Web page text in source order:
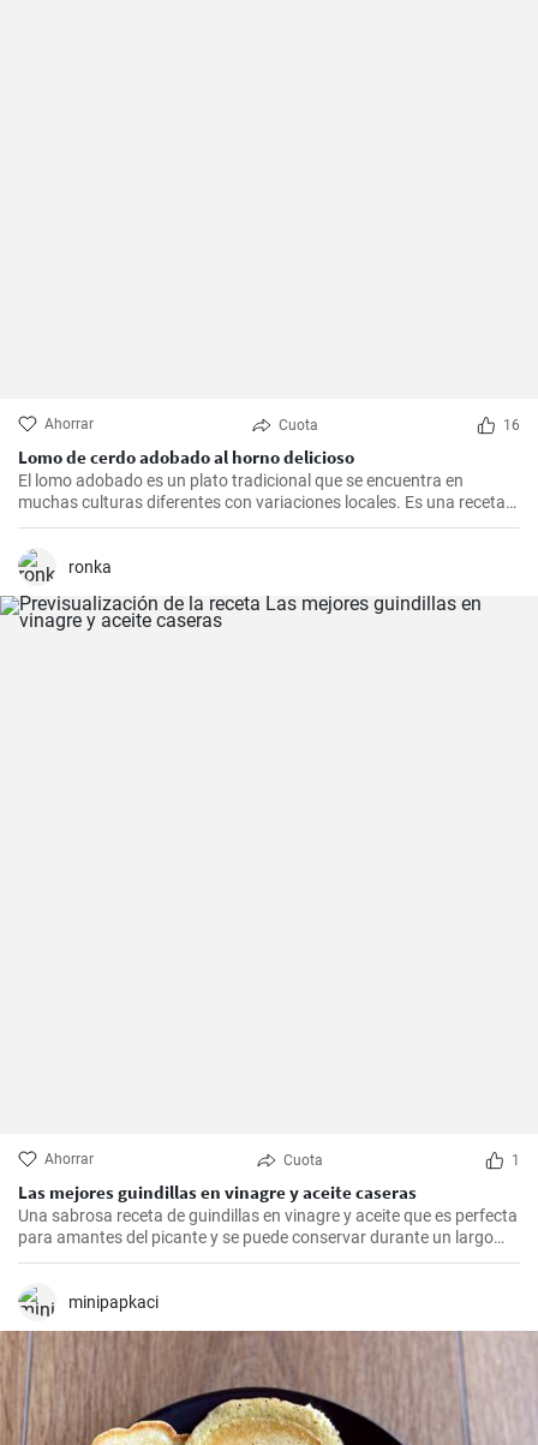
Ahorrar Cuota 16
Lomo de cerdo adobado al horno delicioso
El lomo adobado es un plato tradicional que se encuentra en
muchas culturas diferentes con variaciones locales. Es una receta
sencilla y deliciosa que consiste en una pieza jugosa de lomo de
cerdo marinado (adobado) en una mezcla de especias, vinagre y ajo
antes de ser asado hasta quedar tierno y sabroso. Es excelente
ronka
Ahorrar Cuota 1
Las mejores guindillas en vinagre y aceite caseras
Una sabrosa receta de guindillas en vinagre y aceite que es perfecta
para amantes del picante y se puede conservar durante un largo
periodo de tiempo.
minipapkaci